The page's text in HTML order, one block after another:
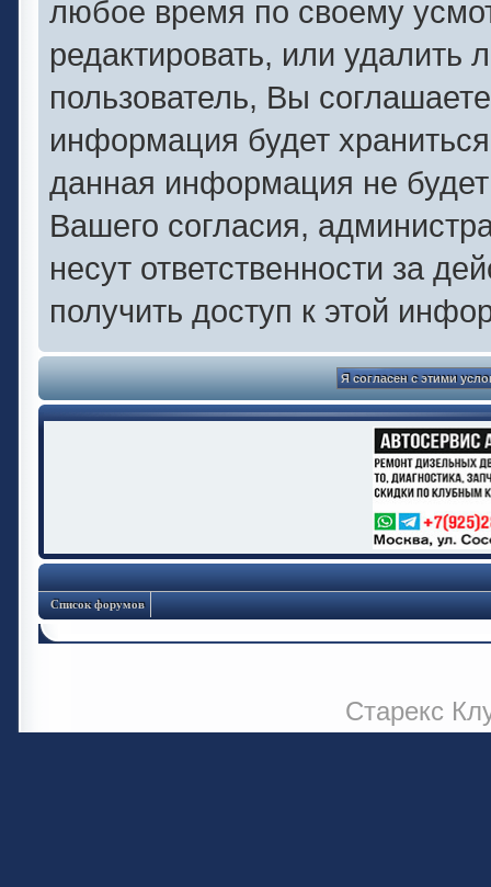
любое время по своему
редактировать, или
пользователь, Вы
информация будет
данная информация не
Вашего согласия,
несут ответственности за
получить доступ к этой
Список форумов
Старекс